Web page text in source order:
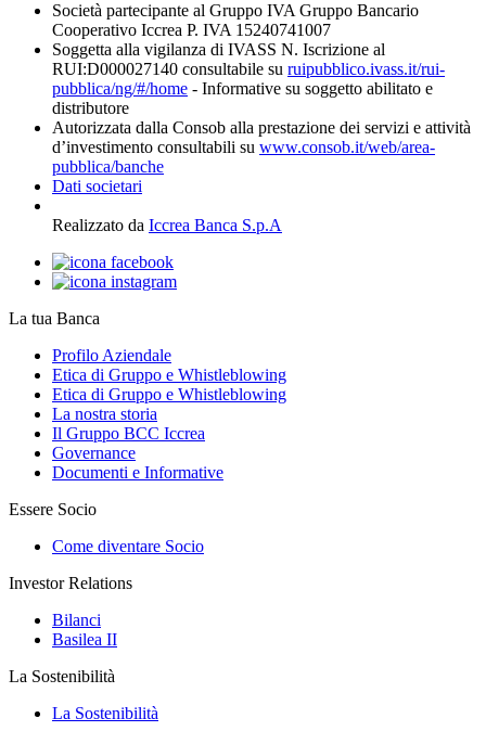
Società partecipante al Gruppo IVA Gruppo Bancario
Cooperativo Iccrea P. IVA 15240741007
Soggetta alla vigilanza di IVASS N. Iscrizione al
RUI:D000027140 consultabile su ruipubblico.ivass.it/rui-
pubblica/ng/#/home - Informative su soggetto abilitato e
distributore
Autorizzata dalla Consob alla prestazione dei servizi e attività
d’investimento consultabili su www.consob.it/web/area-
pubblica/banche
Dati societari
Realizzato da Iccrea Banca S.p.A
La tua Banca
Profilo Aziendale
Etica di Gruppo e Whistleblowing
Etica di Gruppo e Whistleblowing
La nostra storia
Il Gruppo BCC Iccrea
Governance
Documenti e Informative
Essere Socio
Come diventare Socio
Investor Relations
Bilanci
Basilea II
La Sostenibilità
La Sostenibilità